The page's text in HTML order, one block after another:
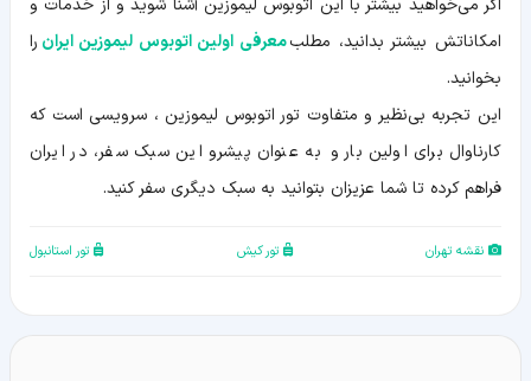
اگر می‌خواهید بیشتر با این اتوبوس لیموزین آشنا شوید و از خدمات و
امکاناتش بیشتر بدانید، مطلبمعرفی اولین اتوبوس لیموزین ایران را
بخوانید.
این تجربه بی‌نظیر و متفاوت تور اتوبوس لیموزین ، سرویسی است که
کارناوال برای اولین بار و به عنوان پیشرو این سبک سفر، در ایران
فراهم کرده تا شما عزیزان بتوانید به سبک دیگری سفر کنید.
نقشه تهران تور کیش تور استانبول